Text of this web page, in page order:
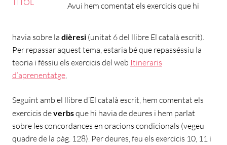
Avui hem comentat els exercicis que hi
havia sobre la dièresi (unitat 6 del llibre El català escrit).
Per repassar aquest tema, estaria bé que repasséssiu la
teoria i féssiu els exercicis del web Itineraris
d’aprenentatge
Seguint amb el llibre d’El català escrit, hem comentat els
exercicis deverbsque hi havia de deures i hem parlat
sobre les concordances en oracions condicionals (vegeu
quadre de la pàg. 128). Per deures, feu els exercicis 10, 11 i